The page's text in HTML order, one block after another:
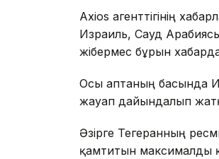
Axios агенттігінің
Израиль, Сауд
жібермес бұрын
Осы аптаның басында
жауап дайындалып
Әзірге Тегеранның
қамтитын максималды